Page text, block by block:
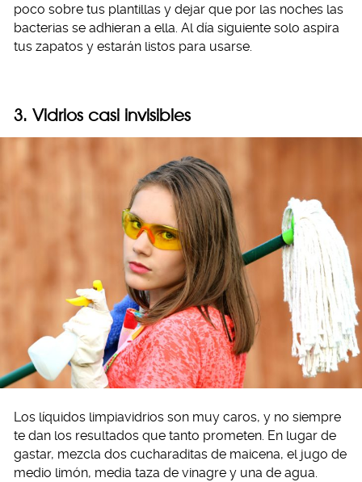
poco sobre tus plantillas y dejar que por las noches las
bacterias se adhieran a ella. Al día siguiente solo aspira
tus zapatos y estarán listos para usarse.
3. Vidrios casi invisibles
Los líquidos limpiavidrios son muy caros, y no siempre
te dan los resultados que tanto prometen. En lugar de
gastar, mezcla dos cucharaditas de maicena, el jugo de
medio limón, media taza de vinagre y una de agua.